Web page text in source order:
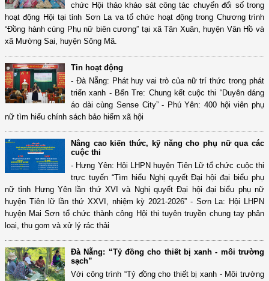
chức Hội thảo khảo sát công tác chuyển đổi số trong
hoạt động Hội tại tỉnh Sơn La va tổ chức hoạt động trong Chương trình
“Đồng hành cùng Phụ nữ biên cương” tại xã Tân Xuân, huyện Vân Hồ và
xã Mường Sai, huyện Sông Mã.
Tin hoạt động
- Đà Nẵng: Phát huy vai trò của nữ trí thức trong phát
triển xanh - Bến Tre: Chung kết cuộc thi “Duyên dáng
áo dài cùng Sense City” - Phú Yên: 400 hội viên phụ
nữ tìm hiểu chính sách bảo hiểm xã hội
Nâng cao kiến thức, kỹ năng cho phụ nữ qua các
cuộc thi
- Hưng Yên: Hội LHPN huyện Tiên Lữ tổ chức cuộc thi
trực tuyến “Tìm hiểu Nghị quyết Đại hội đại biểu phụ
nữ tỉnh Hưng Yên lần thứ XVI và Nghị quyết Đại hội đại biểu phụ nữ
huyện Tiên lữ lần thứ XXVI, nhiệm kỳ 2021-2026” - Sơn La: Hội LHPN
huyện Mai Sơn tổ chức thành công Hội thi tuyên truyền chung tay phân
loại, thu gom và xử lý rác thải
Đà Nẵng: “Tỷ đồng cho thiết bị xanh - môi trường
sạch”
Với công trình “Tỷ đồng cho thiết bị xanh - Môi trường